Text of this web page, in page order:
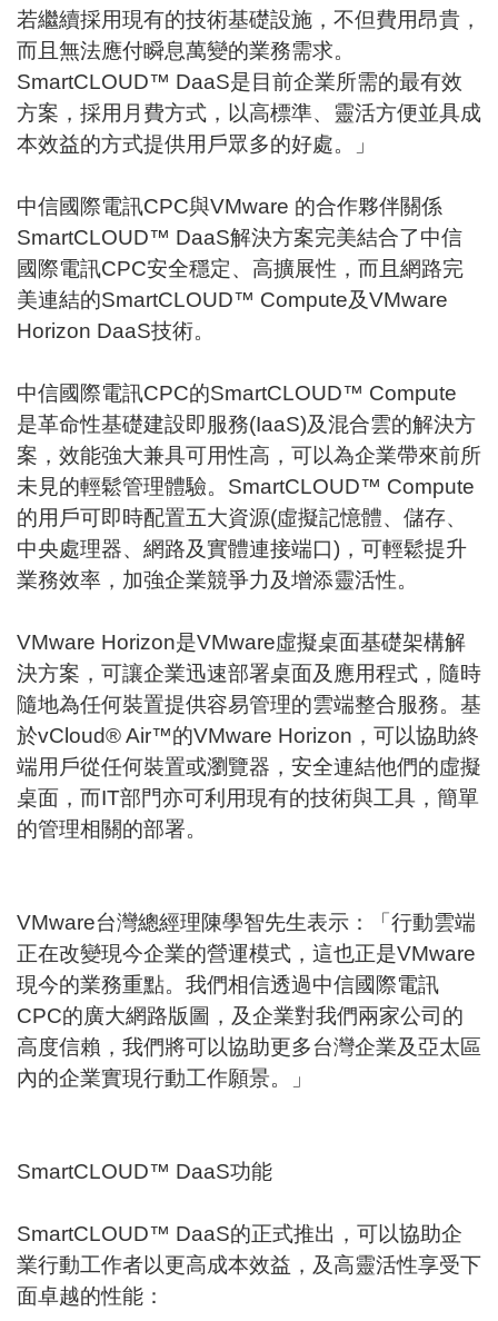
若繼續採用現有的技術基礎設施，不但費用昂貴，
而且無法應付瞬息萬變的業務需求。
SmartCLOUD™ DaaS是目前企業所需的最有效
方案，採用月費方式，以高標準、靈活方便並具成
本效益的方式提供用戶眾多的好處。」
中信國際電訊CPC與VMware 的合作夥伴關係
SmartCLOUD™ DaaS解決方案完美結合了中信
國際電訊CPC安全穩定、高擴展性，而且網路完
美連結的SmartCLOUD™ Compute及VMware
Horizon DaaS技術。
中信國際電訊CPC的SmartCLOUD™ Compute
是革命性基礎建設即服務(IaaS)及混合雲的解決方
案，效能強大兼具可用性高，可以為企業帶來前所
未見的輕鬆管理體驗。SmartCLOUD™ Compute
的用戶可即時配置五大資源(虛擬記憶體、儲存、
中央處理器、網路及實體連接端口)，可輕鬆提升
業務效率，加強企業競爭力及增添靈活性。
VMware Horizon是VMware虛擬桌面基礎架構解
決方案，可讓企業迅速部署桌面及應用程式，隨時
隨地為任何裝置提供容易管理的雲端整合服務。基
於vCloud® Air™的VMware Horizon，可以協助終
端用戶從任何裝置或瀏覽器，安全連結他們的虛擬
桌面，而IT部門亦可利用現有的技術與工具，簡單
的管理相關的部署。
VMware台灣總經理陳學智先生表示：「行動雲端
正在改變現今企業的營運模式，這也正是VMware
現今的業務重點。我們相信透過中信國際電訊
CPC的廣大網路版圖，及企業對我們兩家公司的
高度信賴，我們將可以協助更多台灣企業及亞太區
內的企業實現行動工作願景。」
SmartCLOUD™ DaaS功能
SmartCLOUD™ DaaS的正式推出，可以協助企
業行動工作者以更高成本效益，及高靈活性享受下
面卓越的性能：